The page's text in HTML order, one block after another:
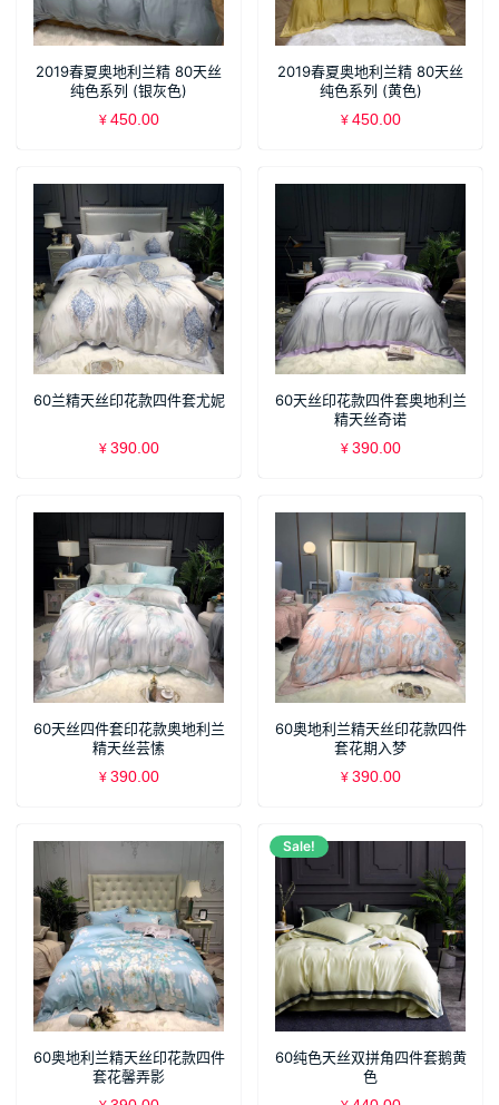
2019春夏奥地利兰精 80天丝
纯色系列 (银灰色)
¥ 450.00
2019春夏奥地利兰精 80天丝
纯色系列 (黄色)
¥ 450.00
60兰精天丝印花款四件套尤妮
¥ 390.00
60天丝印花款四件套奥地利兰
精天丝奇诺
¥ 390.00
60天丝四件套印花款奥地利兰
精天丝芸愫
¥ 390.00
60奥地利兰精天丝印花款四件
套花期入梦
¥ 390.00
60奥地利兰精天丝印花款四件
套花馨弄影
Sale!
60纯色天丝双拼角四件套鹅黄
色